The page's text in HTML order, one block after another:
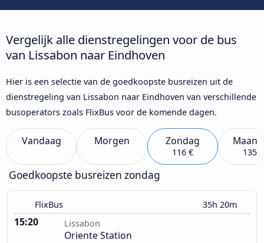
Vergelijk alle dienstregelingen voor de bus
van Lissabon naar Eindhoven
Hier is een selectie van de goedkoopste busreizen uit de
dienstregeling van Lissabon naar Eindhoven van verschillende
busoperators zoals FlixBus voor de komende dagen.
Vandaag Morgen Zondag
116 € 135 €
Goedkoopste busreizen zondag
FlixBus 35h 20m
15:20 Lissabon
Oriente Station